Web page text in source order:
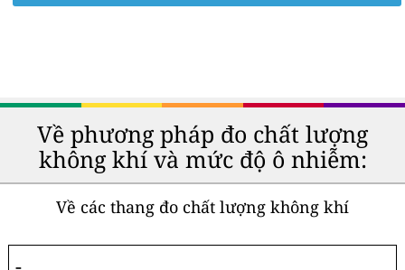
Về phương pháp đo chất lượng
không khí và mức độ ô nhiễm:
Về các thang đo chất lượng không khí